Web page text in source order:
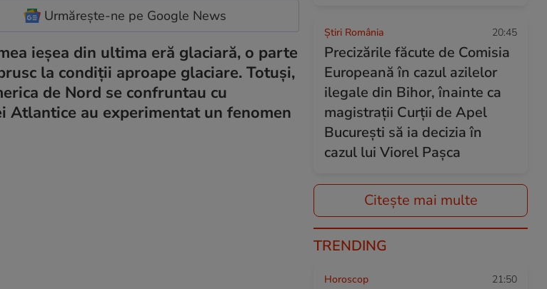
Urmărește-ne pe Google News
ieșea din ultima eră glaciară, o parte
la condiții aproape glaciare. Totuși,
de Nord se confruntau cu
Atlantice au experimentat un fenomen
Știri România 20:45
Precizările făcute de Comisia
Europeană în cazul azilelor
ilegale din Bihor, înainte ca
magistrații Curții de Apel
București să ia decizia în
cazul lui Viorel Pașca
Citește mai multe
TRENDING
Horoscop 21:50